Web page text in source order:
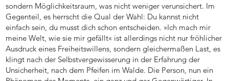
sondern Möglichkeitsraum, was nicht weniger verunsichert. Im
Gegenteil, es herrscht die Qual der Wahl: Du kannst nicht
einfach sein, du musst dich schon entscheiden. »Ich mach mir
meine Welt, wie sie mir gefällt« ist allerdings nicht nur fröhlicher
Ausdruck eines Freiheitswillens, sondern gleichermaßen Last, es
klingt nach der Selbstvergewisserung in der Erfahrung der
Unsicherheit, nach dem Pfeifen im Walde. Die Person, nun ein